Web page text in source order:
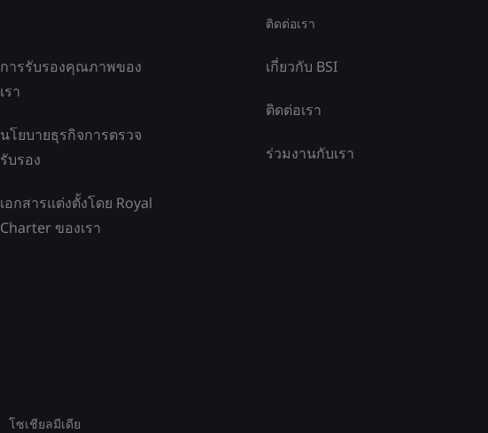
การรับรองคุณภาพของ
เรา
นโยบายธุรกิจการตรวจ
รับรอง
เอกสารแต่งตั้งโดย Royal
Charter ของเรา
โซเชียลมีเดีย
ติดต่อเรา
เกี่ยวกับ BSI
ติดต่อเรา
ร่วมงานกับเรา